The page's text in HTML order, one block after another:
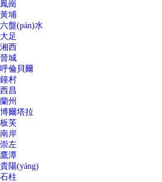
鳳崗
黃埔
六盤(pán)水
大足
湘西
晉城
呼倫貝爾
鐘村
西昌
蘭州
博爾塔拉
板芙
南岸
崇左
鷹潭
貴陽(yáng)
石柱